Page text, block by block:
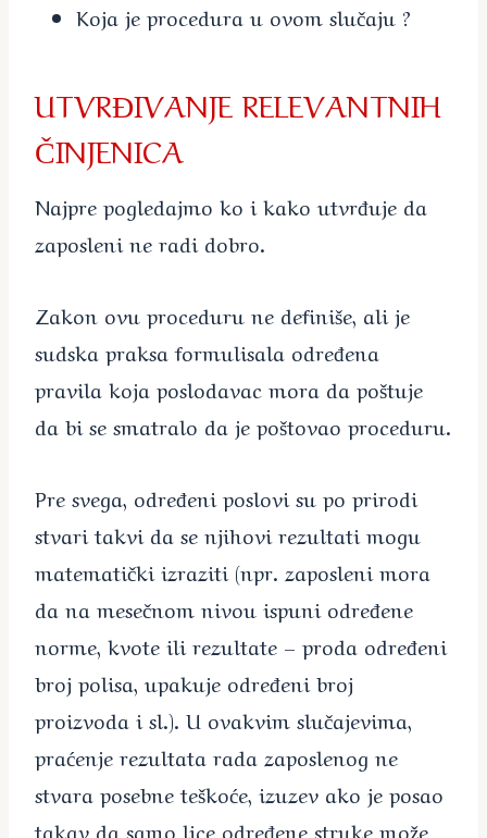
Koja je procedura u ovom slučaju ?
UTVRĐIVANJE RELEVANTNIH
ČINJENICA
Najpre pogledajmo ko i kako utvrđuje da
zaposleni ne radi dobro.
Zakon ovu proceduru ne definiše, ali je
sudska praksa formulisala određena
pravila koja poslodavac mora da poštuje
da bi se smatralo da je poštovao proceduru.
Pre svega, određeni poslovi su po prirodi
stvari takvi da se njihovi rezultati mogu
matematički izraziti (npr. zaposleni mora
da na mesečnom nivou ispuni određene
norme, kvote ili rezultate – proda određeni
broj polisa, upakuje određeni broj
proizvoda i sl.). U ovakvim slučajevima,
praćenje rezultata rada zaposlenog ne
stvara posebne teškoće, izuzev ako je posao
takav da samo lice određene struke može